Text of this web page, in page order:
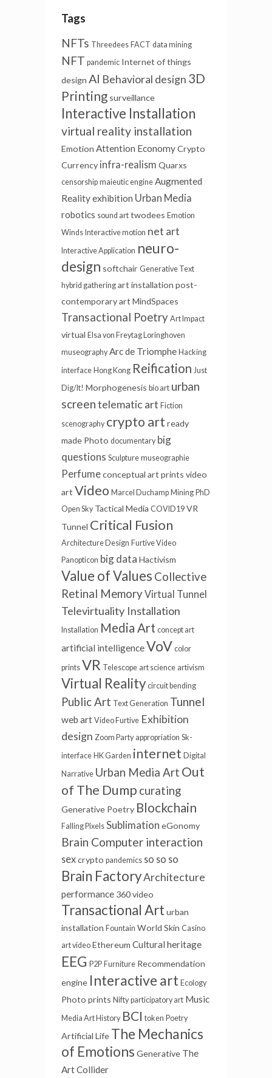
Tags
NFTs Threedees FACT data mining
NFT pandemic Internet of things
design AI Behavioral design 3D
Printing surveillance
Interactive Installation
virtual reality installation
Emotion Attention EconomyCrypto
Currency infra-realism Quarxs
censorship maieutic engine Augmented
Realityexhibition Urban Media
robotics sound art twodees Emotion
Winds Interactive motion net art
Interactive Application neuro-
design softchair Generative Text
hybrid gathering art installation post-
contemporary art MindSpaces
Transactional Poetry Art Impact
virtual Elsa von Freytag Loringhoven
museography Arc de Triomphe Hacking
interface Hong Kong Reification Just
Dig/It! Morphogenesis bio art urban
screentelematic art Fiction
scenography crypto art ready
made Photo documentary big
questions Sculpture museographie
Perfumeconceptual art prints video
art Video Marcel Duchamp Mining PhD
Open Sky Tactical Media COVID19 VR
Tunnel Critical Fusion
Architecture Design Furtive Video
Panopticon big data Hactivism
Value of Values Collective
Retinal MemoryVirtual Tunnel
Televirtuality Installation
Installation Media Art concept art
artificial intelligenceVoV color
prints VR Telescope art science artivism
Virtual Reality circuit bending
Public Art Text Generation Tunnel
web art Video Furtive Exhibition
design Zoom Party appropriation Sk-
interface HK Garden internet Digital
Narrative Urban Media Art Out
of The Dump curating
Generative Poetry Blockchain
Falling Pixels Sublimation eGonomy
Brain Computer interaction
sexcrypto pandemics so so so
Brain FactoryArchitecture
performance 360 video
Transactional Art urban
installation Fountain World Skin Casino
art video Ethereum Cultural heritage
EEG P2P Furniture Recommendation
engine Interactive art Ecology
Photo prints Nifty participatory art Music
Media Art History BCI token Poetry
Artificial Life The Mechanics
of Emotions Generative The
Art Collider